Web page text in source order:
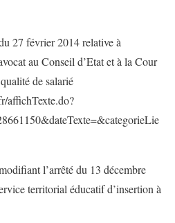
27 février 2014 relative à
au Conseil d’Etat et à la Cour
de salarié
affichTexte.do?
l’arrêté du 13 décembre
territorial éducatif d’insertion à